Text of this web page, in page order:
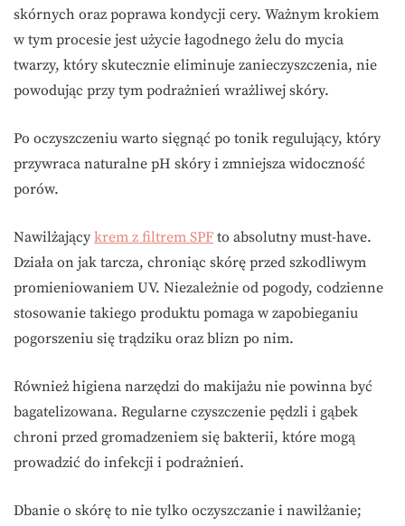
skórnych oraz poprawa kondycji cery. Ważnym krokiem
w tym procesie jest użycie łagodnego żelu do mycia
twarzy, który skutecznie eliminuje zanieczyszczenia, nie
powodując przy tym podrażnień wrażliwej skóry.
Po oczyszczeniu warto sięgnąć po tonik regulujący, który
przywraca naturalne pH skóry i zmniejsza widoczność
porów.
Nawilżający krem z filtrem SPF to absolutny must-have.
Działa on jak tarcza, chroniąc skórę przed szkodliwym
promieniowaniem UV. Niezależnie od pogody, codzienne
stosowanie takiego produktu pomaga w zapobieganiu
pogorszeniu się trądziku oraz blizn po nim.
Również higiena narzędzi do makijażu nie powinna być
bagatelizowana. Regularne czyszczenie pędzli i gąbek
chroni przed gromadzeniem się bakterii, które mogą
prowadzić do infekcji i podrażnień.
Dbanie o skórę to nie tylko oczyszczanie i nawilżanie;